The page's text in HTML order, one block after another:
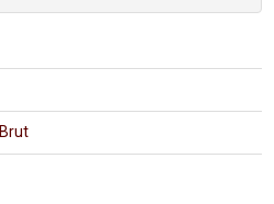
Brut